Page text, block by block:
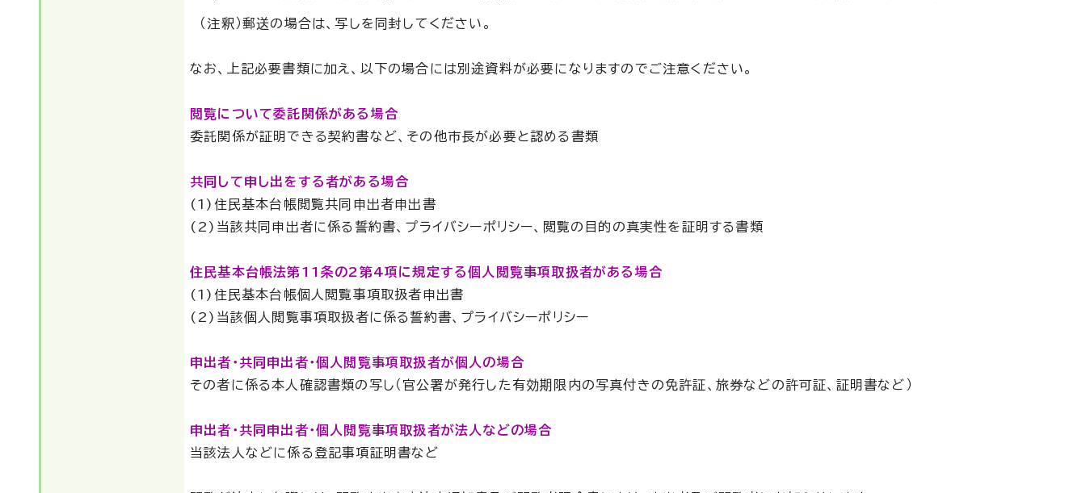
（注釈）郵送の場合は、写しを同封してください。
なお、上記必要書類に加え、以下の場合には別途資料が必要になりますのでご注意ください。
閲覧について委託関係がある場合
委託関係が証明できる契約書など、その他市長が必要と認める書類
共同して申し出をする者がある場合
(1)住民基本台帳閲覧共同申出者申出書
(2)当該共同申出者に係る誓約書、プライバシーポリシー、閲覧の目的の真実性を証明する書類
住民基本台帳法第11条の2第4項に規定する個人閲覧事項取扱者がある場合
(1)住民基本台帳個人閲覧事項取扱者申出書
(2)当該個人閲覧事項取扱者に係る誓約書、プライバシーポリシー
申出者・共同申出者・個人閲覧事項取扱者が個人の場合
その者に係る本人確認書類の写し（官公署が発行した有効期限内の写真付きの免許証、旅券などの許可証、証明書など）
申出者・共同申出者・個人閲覧事項取扱者が法人などの場合
当該法人などに係る登記事項証明書など